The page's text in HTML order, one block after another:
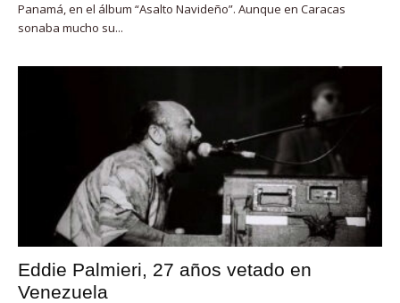
Panamá, en el álbum “Asalto Navideño”. Aunque en Caracas
sonaba mucho su...
Eddie Palmieri, 27 años vetado en
Venezuela